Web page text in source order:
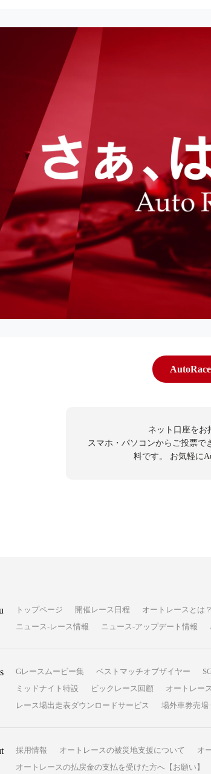
ネット口座をお
スマホ・パソコンからご投票で
料です。
お気軽に
トップページ 開催レース日程 オートレースとは？
ニュース-レース情報
ニュース-アップデート情報
Gレースムービー集 ベストマッチオブザイヤー
ミッドナイト特設
ビックレース回顧 オートレー
レース場出走表ダウンロードサービス
場外車券売場
採用情報 オートレースの被災地支援について
オ
オートレースの払戻金の支払を受けた方へ【お願い】